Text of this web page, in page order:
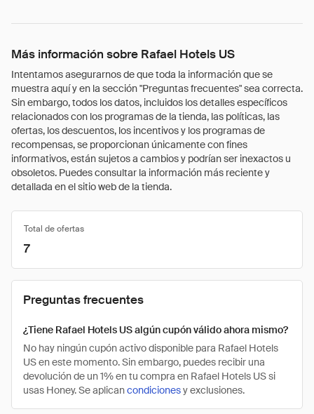
Más información sobre Rafael Hotels US
Intentamos asegurarnos de que toda la información que se
muestra aquí y en la sección "Preguntas frecuentes" sea correcta.
Sin embargo, todos los datos, incluidos los detalles específicos
relacionados con los programas de la tienda, las políticas, las
ofertas, los descuentos, los incentivos y los programas de
recompensas, se proporcionan únicamente con fines
informativos, están sujetos a cambios y podrían ser inexactos u
obsoletos. Puedes consultar la información más reciente y
detallada en el sitio web de la tienda.
Total de ofertas
7
Preguntas frecuentes
¿Tiene Rafael Hotels US algún cupón válido ahora mismo?
No hay ningún cupón activo disponible para Rafael Hotels
US en este momento. Sin embargo, puedes recibir una
devolución de un 1% en tu compra en Rafael Hotels US si
usas Honey. Se aplicancondicionesy exclusiones.